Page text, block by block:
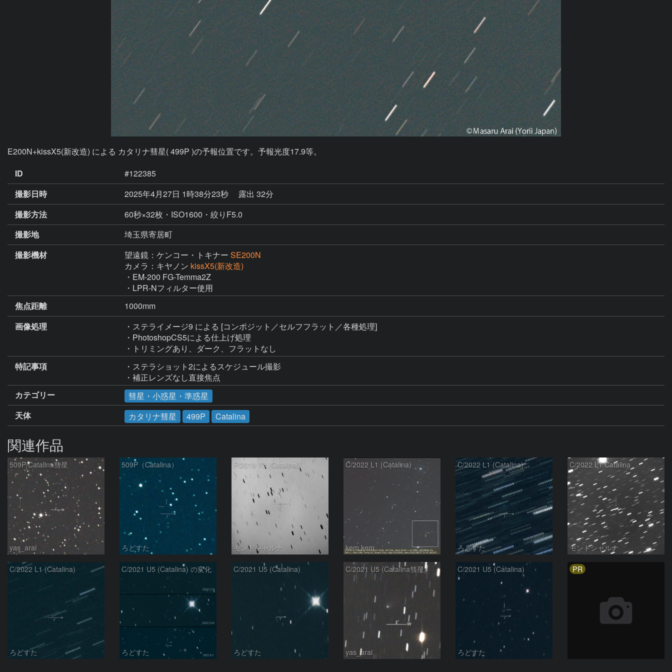
E200N+kissX5(新改造) による カタリナ彗星( 499P )の予報位置です。予報光度17.9等。
ID
#122385
撮影日時
2025年4月27日 1時38分23秒
露出 32分
撮影方法
60秒×32枚・ISO1600・絞りF5.0
撮影地
埼玉県寄居町
撮影機材
望遠鏡：ケンコー・トキナー SE200N
カメラ：キヤノン kissX5(新改造)
・EM-200 FG-Temma2Z
・LPR-Nフィルター使用
焦点距離
1000mm
画像処理
・ステライメージ9 による [コンポジット／セルフフラット／各種処理]
・PhotoshopCS5による仕上げ処理
・トリミングあり、ダーク、フラットなし
特記事項
・ステラショット2によるスケジュール撮影
・補正レンズなし直接焦点
カテゴリー
彗星・小惑星・準惑星
天体
カタリナ彗星 499P Catalina
関連作品
509P/Catalina彗星
yas_arai
509P（Catalina）
ろどすた
P/2019 Y3 (Catalina)
モンドシャルナ
C/2022 L1 (Catalina)
kem.kem
C/2022 L1 (Catalina)
ろどすた
C/2022 L1 Catalina
モンドシャルナ
C/2022 L1 (Catalina)
ろどすた
C/2021 U5 (Catalina) の変化
ろどすた
C/2021 U5 (Catalina)
ろどすた
C/2021 U5 (Catalina彗星)
yas_arai
C/2021 U5 (Catalina)
ろどすた
PR